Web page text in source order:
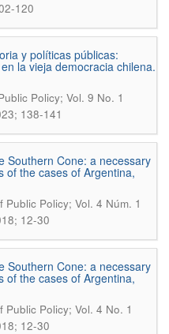
120
y políticas públicas:
la vieja democracia chilena.
Policy; Vol. 9 No. 1
138-141
Southern Cone: a necessary
of the cases of Argentina,
Policy; Vol. 4 Núm. 1
12-30
Southern Cone: a necessary
of the cases of Argentina,
Policy; Vol. 4 No. 1
12-30